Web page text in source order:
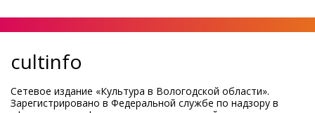
cultinfo
Сетевое издание «Культура в Вологодской области».
Зарегистрировано в Федеральной службе по надзору в